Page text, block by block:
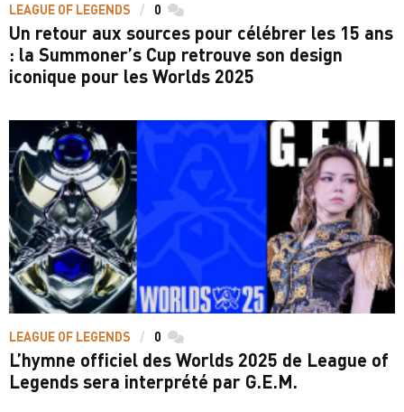
LEAGUE OF LEGENDS 0 commentaires
Un retour aux sources pour célébrer les 15 ans
: la Summoner’s Cup retrouve son design
iconique pour les Worlds 2025
LEAGUE OF LEGENDS 0 commentaires
L’hymne officiel des Worlds 2025 de League of
Legends sera interprété par G.E.M.